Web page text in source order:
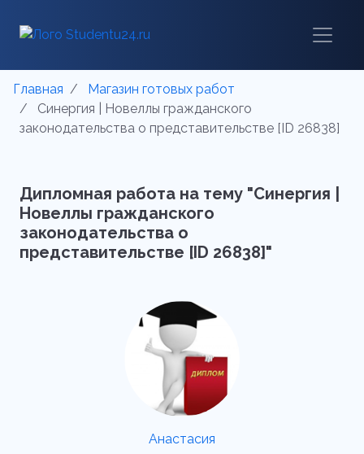
Главная
Магазин готовых работ
Синергия | Новеллы гражданского
законодательства о представительстве [ID 26838]
Дипломная работа на тему "Синергия |
Новеллы гражданского
законодательства о
представительстве [ID 26838]"
Анастасия